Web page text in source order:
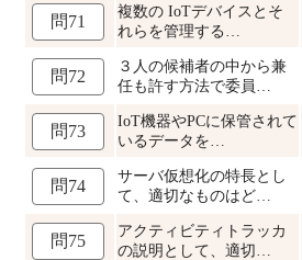
問71
複数の IoTデバイスとそ
れらを管理する…
問72
３人の候補者の中から兼
任も許す方法で委員…
問73
IoT機器やPCに保管されて
いるデータを…
問74
サーバ仮想化の特長とし
て、適切なものはど…
問75
アクティビティトラッカ
の説明として、適切…